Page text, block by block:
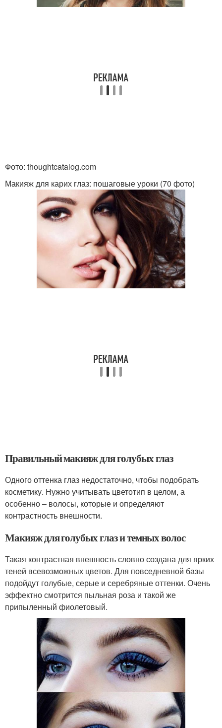
Фото: thoughtcatalog.com
Макияж для карих глаз: пошаговые уроки (70 фото)
Правильный макияж для голубых глаз
Одного оттенка глаз недостаточно, чтобы подобрать
косметику. Нужно учитывать цветотип в целом, а
особенно – волосы, которые и определяют
контрастность внешности.
Макияж для голубых глаз и темных волос
Такая контрастная внешность словно создана для ярких
теней всевозможных цветов. Для повседневной базы
подойдут голубые, серые и серебряные оттенки. Очень
эффектно смотрится пыльная роза и такой же
припыленный фиолетовый.